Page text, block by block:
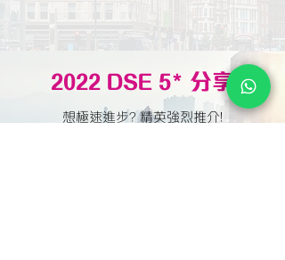
2022 DSE 5* 分享
想極速進步? 精英強烈推介!